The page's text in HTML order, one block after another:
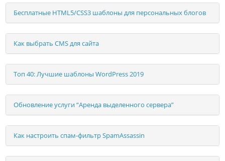
Бесплатные HTML5/CSS3 шаблоны для персональных блогов
Как выбрать CMS для сайта
Toп 40: Лучшие шаблоны WordPress 2019
Обновление услуги “Аренда выделенного сервера”
Как настроить спам-фильтр SpamAssassin